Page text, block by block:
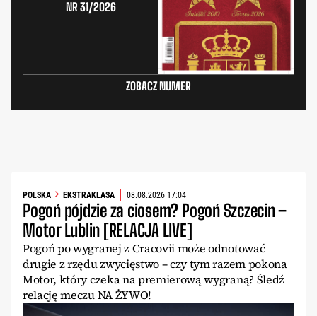
NR 31/2026
ZOBACZ NUMER
POLSKA EKSTRAKLASA 08.08.2026 17:04
Pogoń pójdzie za ciosem? Pogoń Szczecin –
Motor Lublin [RELACJA LIVE]
Pogoń po wygranej z Cracovii może odnotować
drugie z rzędu zwycięstwo – czy tym razem pokona
Motor, który czeka na premierową wygraną? Śledź
relację meczu NA ŻYWO!